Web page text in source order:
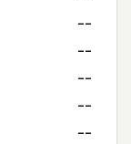
--
--
--
--
--